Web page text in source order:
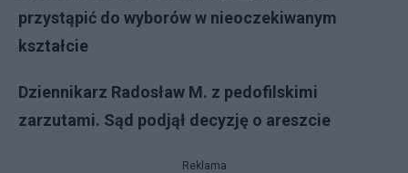
przystąpić do wyborów w nieoczekiwanym
kształcie
Dziennikarz Radosław M. z pedofilskimi
zarzutami. Sąd podjął decyzję o areszcie
Reklama